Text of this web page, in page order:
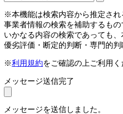
※本機能は検索内容から推定され
事業者情報の検索を補助するもの
いかなる内容の検索であっても
優劣評価・断定的判断・専門的判
※利用規約をご確認の上ご利用く
メッセージ送信完了
メッセージを送信しました。